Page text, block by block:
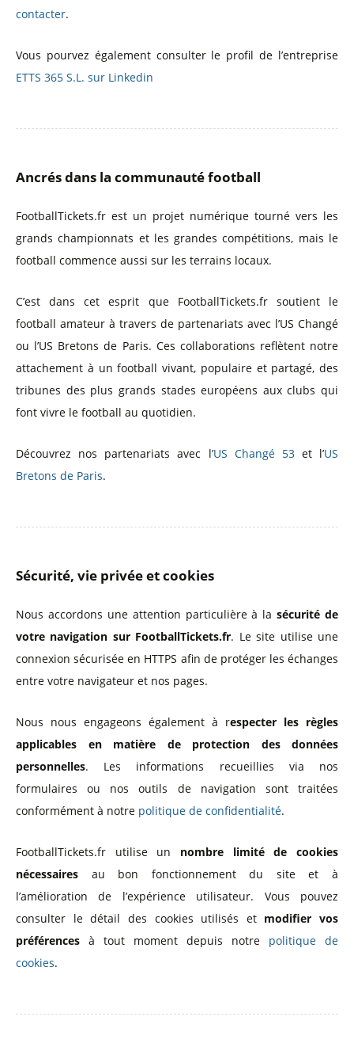
contacter.
Vous pourvez également consulter le profil de l’entreprise
ETTS 365 S.L. sur Linkedin
Ancrés dans la communauté football
FootballTickets.fr est un projet numérique tourné vers les
grands championnats et les grandes compétitions, mais le
football commence aussi sur les terrains locaux.
C’est dans cet esprit que FootballTickets.fr soutient le
football amateur à travers de partenariats avec l’US Changé
ou l’US Bretons de Paris. Ces collaborations reflètent notre
attachement à un football vivant, populaire et partagé, des
tribunes des plus grands stades européens aux clubs qui
font vivre le football au quotidien.
Découvrez nos partenariats avec l’US Changé 53et l’US
Bretons de Paris.
Sécurité, vie privée et cookies
Nous accordons une attention particulière à lasécurité de
votre navigation sur FootballTickets.fr. Le site utilise une
connexion sécurisée en HTTPS afin de protéger les échanges
entre votre navigateur et nos pages.
Nous nous engageons également à respecter les règles
applicables en matière de protection des données
personnelles. Les informations recueillies via nos
formulaires ou nos outils de navigation sont traitées
conformément à notre politique de confidentialité.
FootballTickets.fr utilise un nombre limité de cookies
nécessaires au bon fonctionnement du site et à
l’amélioration de l’expérience utilisateur. Vous pouvez
consulter le détail des cookies utilisés et modifier vos
préférences à tout moment depuis notre politique de
cookies.